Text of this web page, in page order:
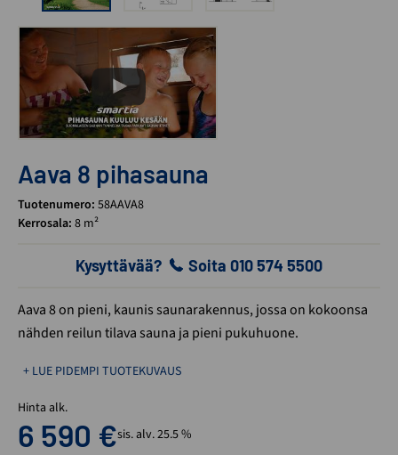
Aava 8 pihasauna
Tuotenumero: 58AAVA8
Kerrosala: 8 m²
Kysyttävää? Soita 010 574 5500
Aava 8 on pieni, kaunis saunarakennus, jossa on kokoonsa
nähden reilun tilava sauna ja pieni pukuhuone.
+ LUE PIDEMPI TUOTEKUVAUS
Hinta alk.
6 590 €sis. alv. 25.5 %